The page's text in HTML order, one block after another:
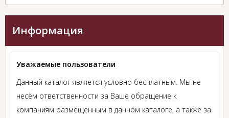
Информация
Уважаемые пользователи
Данный каталог является условно бесплатным. Мы не
несём ответственности за Ваше обращение к
компаниям размещённым в данном каталоге, а также за